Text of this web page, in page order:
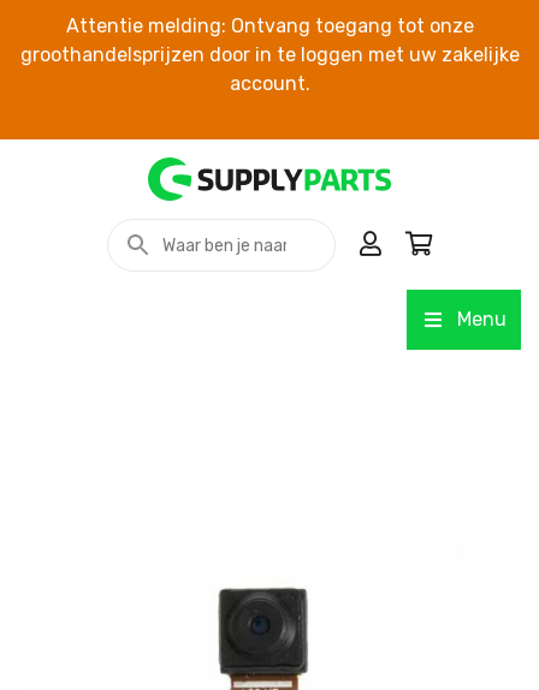
Attentie melding: Ontvang toegang tot onze
groothandelsprijzen door in te loggen met uw zakelijke
account.
Menu